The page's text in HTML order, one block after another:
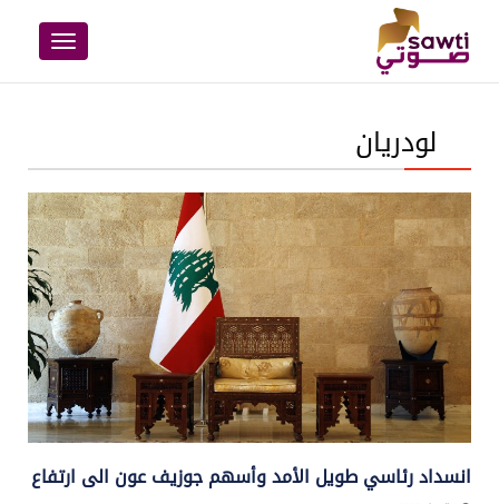
Toggle
navigation
لودريان
انسداد رئاسي طويل الأمد وأسهم جوزيف عون الى ارتفاع